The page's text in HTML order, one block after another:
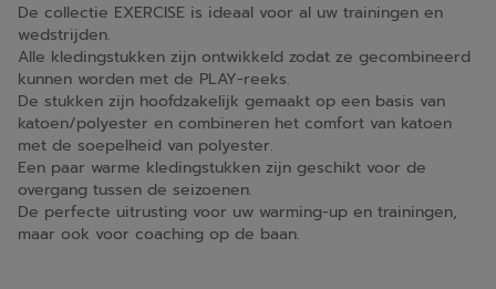
De collectie EXERCISE is ideaal voor al uw trainingen en
wedstrijden.
Alle kledingstukken zijn ontwikkeld zodat ze gecombineerd
kunnen worden met de PLAY-reeks.
De stukken zijn hoofdzakelijk gemaakt op een basis van
katoen/polyester en combineren het comfort van katoen
met de soepelheid van polyester.
Een paar warme kledingstukken zijn geschikt voor de
overgang tussen de seizoenen.
De perfecte uitrusting voor uw warming-up en trainingen,
maar ook voor coaching op de baan.